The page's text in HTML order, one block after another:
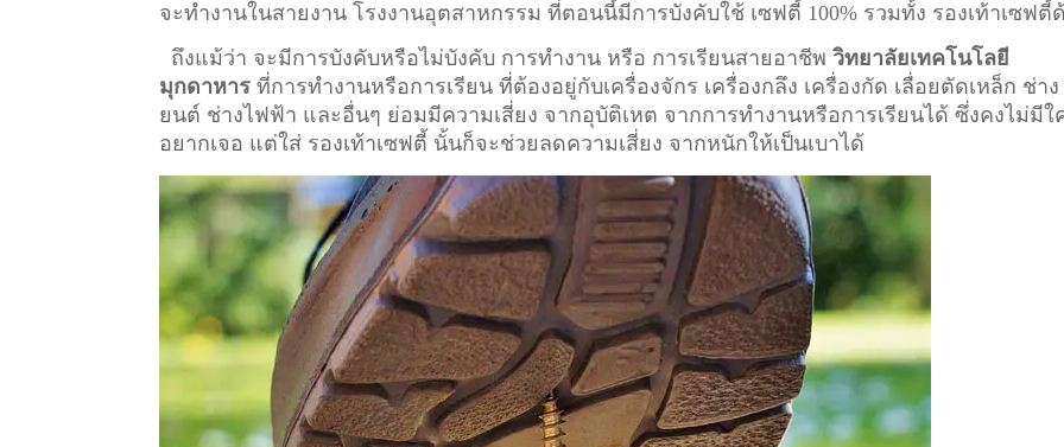
จะทำงานในสายงาน โรงงานอุตสาหกรรม ที่ตอนนี้มีการบังคับใช้ เซฟตี้ 100% รวมทั้ง รองเท้าเซฟตี้
ถึงแม้ว่า จะมีการบังคับหรือไม่บังคับ การทำงาน หรือ การเรียนสายอาชีพวิทยาลัยเทคโนโลยี
มุกดาหาร ที่การทำงานหรือการเรียน ที่ต้องอยู่กับเครื่องจักร เครื่องกลึง เครื่องกัด เลื่อยตัดเหล็ก ช่าง
ยนต์ ช่างไฟฟ้า และอื่นๆ ย่อมมีความเสี่ยง จากอุบัติเหต จากการทำงานหรือการเรียนได้ ซึ่งคงไม่มีใ
อยากเจอ แต่ใส่ รองเท้าเซฟตี้ นั้นก็จะช่วยลดความเสี่ยง จากหนักให้เป็นเบาได้